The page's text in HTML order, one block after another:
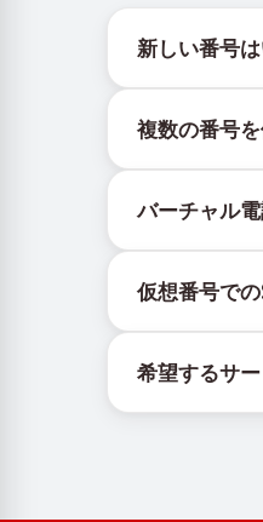
新しい番号
更新を提供し
複数の番号
ックされる場
新しい番号
異なる国の
バーチャル
証コードを含
仮想番号で
に顧客へ携帯
希望するサ